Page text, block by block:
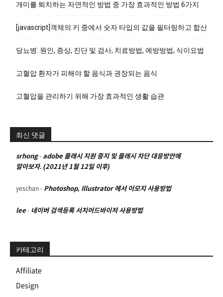
개미를 퇴치하는 자연적인 방법 중 가장 효과적인 방법 6가지
[javascript]객체의 키 중에서 숫자 타입의 값을 필터링하고 합산
당뇨병: 원인, 증상, 진단 및 검사, 치료방법, 예방방법, 식이요법
고혈압 환자가 피해야 할 음식과 권장되는 음식
고혈압을 관리하기 위해 가장 효과적인 생활 습관
최신 댓글
srhong- adobe 플래시 지원 중지 및 플래시 차단 대응방안에
알아보자. (2021년 1월 12일 이후)
yeschan - Photoshop, Illustrator 에서 이모지 사용방법
lee - 네이버 검색등록 서치어드바이저 사용방법
카테고리
Affiliate
Design